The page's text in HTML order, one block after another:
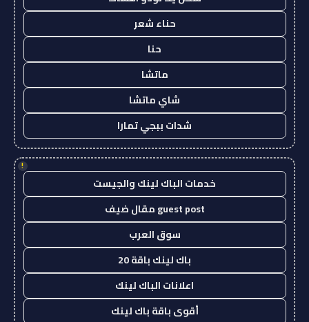
حناء شعر
حنا
ماتشا
شاي ماتشا
شدات ببجي تمارا
!
خدمات الباك لينك والجيست
guest post مقال ضيف
سوق العرب
باك لينك باقة 20
اعلانات الباك لينك
أقوى باقة باك لينك